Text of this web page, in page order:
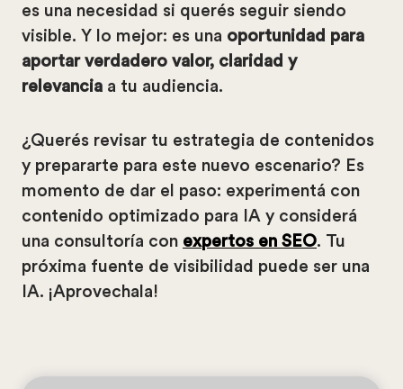
es una necesidad si querés seguir siendo
visible. Y lo mejor: es una oportunidad para
aportar verdadero valor, claridad y
relevancia a tu audiencia.
¿Querés revisar tu estrategia de contenidos
y prepararte para este nuevo escenario? Es
momento de dar el paso: experimentá con
contenido optimizado para IA y considerá
una consultoría con expertos en SEO. Tu
próxima fuente de visibilidad puede ser una
IA. ¡Aprovechala!